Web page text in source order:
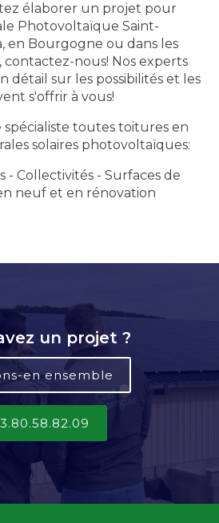
élaborer un projet pour
Photovoltaïque Saint-
en Bourgogne ou dans les
contactez-nous! Nos experts
détail sur les possibilités et les
s'offrir à vous!
spécialiste toutes toitures en
solaires photovoltaïques:
- Collectivités - Surfaces de
neuf et en rénovation
un projet ?
en ensemble